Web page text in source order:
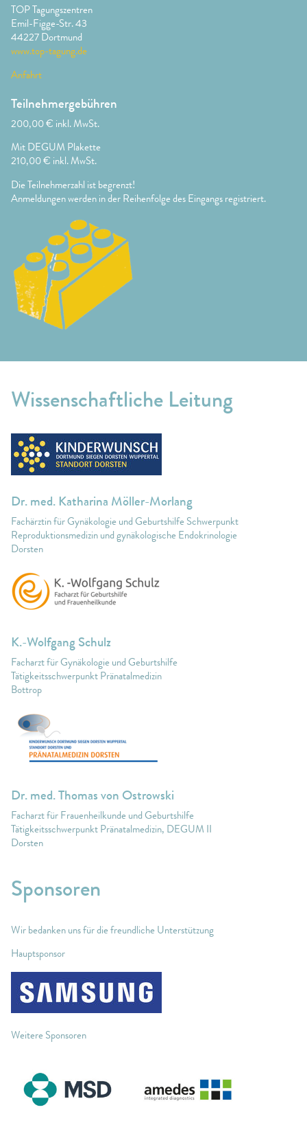
TOP Tagungszentren
Emil-Figge-Str. 43
44227 Dortmund
www.top-tagung.de
Anfahrt
Teilnehmergebühren
200,00 € inkl. MwSt.
Mit DEGUM Plakette
210,00 € inkl. MwSt.
Die Teilnehmerzahl ist begrenzt!
Anmeldungen werden in der Reihenfolge des Eingangs registriert.
Wissenschaftliche Leitung
Dr. med. Katharina Möller-Morlang
Fachärztin für Gynäkologie und Geburtshilfe Schwerpunkt
Reproduktionsmedizin und gynäkologische Endokrinologie
Dorsten
K.-Wolfgang Schulz
Facharzt für Gynäkologie und Geburtshilfe
Tätigkeitsschwerpunkt Pränatalmedizin
Bottrop
Dr. med. Thomas von Ostrowski
Facharzt für Frauenheilkunde und Geburtshilfe
Tätigkeitsschwerpunkt Pränatalmedizin, DEGUM II
Dorsten
Sponsoren
Wir bedanken uns für die freundliche Unterstützung
Hauptsponsor
Weitere Sponsoren